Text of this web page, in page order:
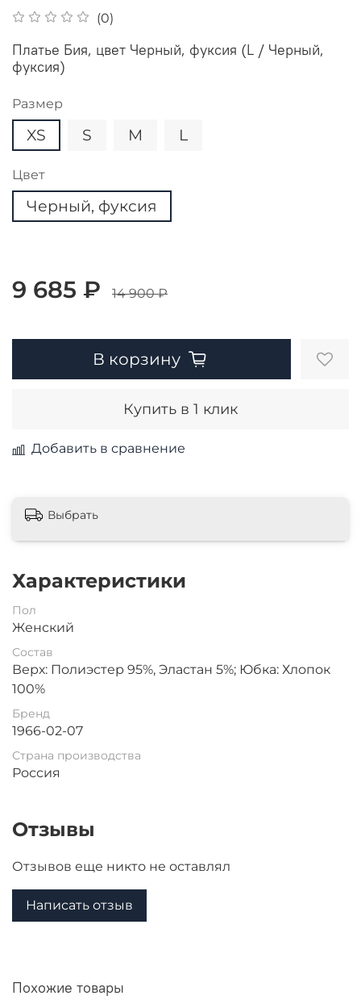
(0)
Платье Бия, цвет Черный, фуксия (L / Черный,
фуксия)
Размер
XS S M L
Цвет
Черный, фуксия
9 685 ₽ 14 900 ₽
В корзину
Купить в 1 клик
Добавить в сравнение
Выбрать
Характеристики
Пол
Женский
Состав
Верх: Полиэстер 95%, Эластан 5%; Юбка: Хлопок
100%
Бренд
1966-02-07
Страна производства
Россия
Отзывы
Отзывов еще никто не оставлял
Написать отзыв
Похожие товары